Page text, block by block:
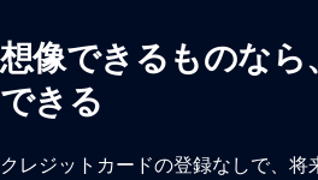
想像できるものなら
できる
クレジットカードの登録なしで、将